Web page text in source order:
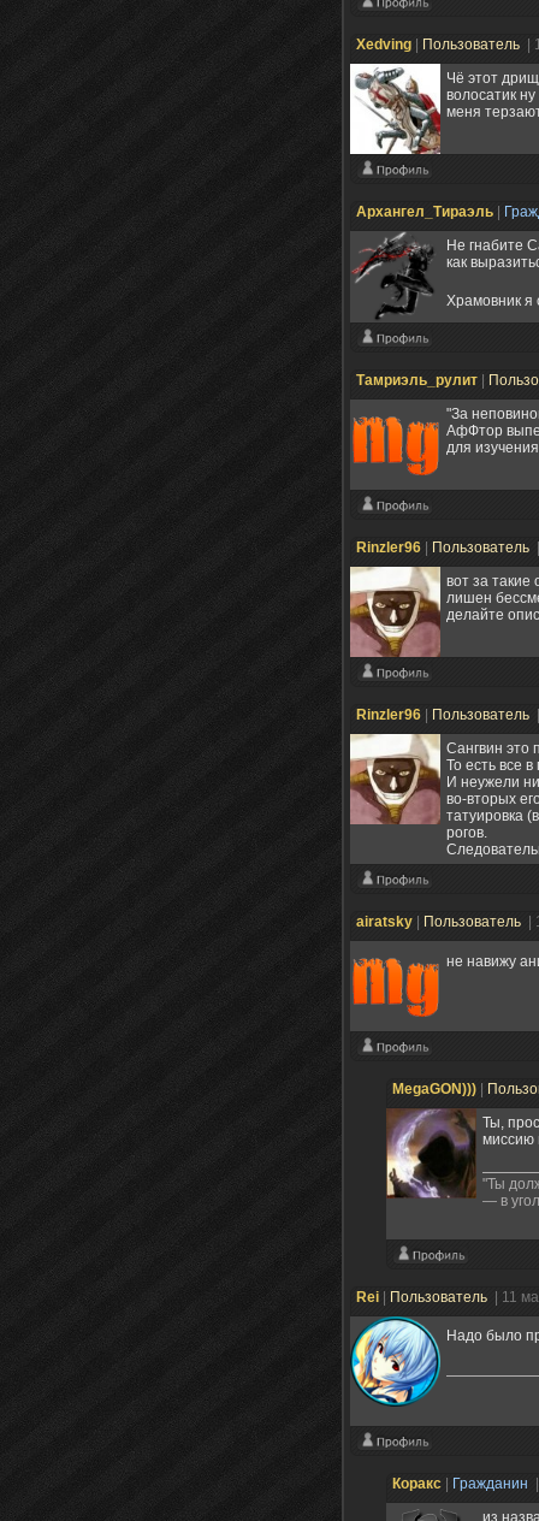
Xedving Пользователь
|
Чё этот
волосатик
меня
Архангел_Тираэль
Не гнабите
как
Храмовник я
Тамриэль_рулит
"За
АфФтор
для
Rinzler96 Пользователь
вот за
лишен
делайте
Rinzler96 Пользователь
Сангвин это
То есть все
И неужели
во-вторых
татуировка
рогов.
airatsky Пользователь
не навижу
MegaGON)))
Ты,
миссию
"Ты
— в
Rei Пользователь | 11
Надо было
Коракс Гражданин
из